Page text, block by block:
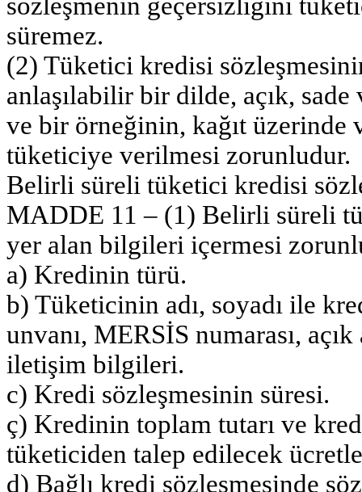
süremez.
(2) Tüketici kredisi
anlaşılabilir bir dilde, açık,
ve bir örneğinin, kağıt üzerinde
tüketiciye verilmesi zorunludur.
Belirli süreli tüketici kredisi
MADDE 11 – (1) Belirli süreli
yer alan bilgileri içermesi
a) Kredinin türü.
b) Tüketicinin adı, soyadı ile
unvanı, MERSİS numarası,
iletişim bilgileri.
c) Kredi sözleşmesinin süresi.
ç) Kredinin toplam tutarı ve
tüketiciden talep edilecek
d) Bağlı kredi sözleşmesinde